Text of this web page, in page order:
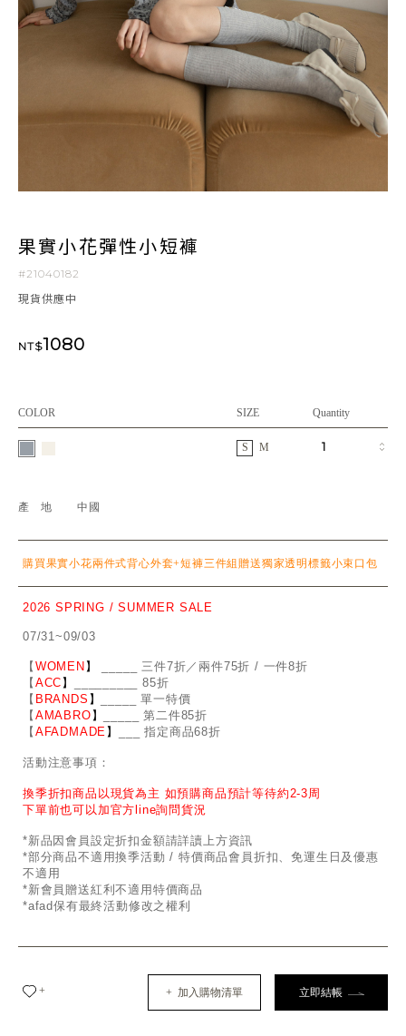
果實小花彈性小短褲
#21040182
現貨供應中
NT$1080
COLOR SIZE Quantity
S M
產地中國
購買果實小花兩件式背心外套+短褲三件組贈送獨家透明標籤小束口包
2026 SPRING / SUMMER SALE
07/31~09/03
【 WOMEN 】
___ 三件7折／兩件75折 / 一件8折
【 ACC 】
____ 85折
【 BRANDS 】
_ 單一特價
【 AMABRO 】
_ 第二件85折
【 AFADMADE 】 ___ 指定商品68折
活動注意事項：
換季折扣商品以現貨為主 如預購商品預計等待約2-3周
下單前也可以加官方line詢問貨況
*新品因會員設定折扣金額請詳讀上方資訊
*部分商品不適用換季活動 / 特價商品會員折扣、免運生日及優惠
不適用
*新會員贈送紅利不適用特價商品
*afad保有最終活動修改之權利
+ + 加入購物清單 立即結帳